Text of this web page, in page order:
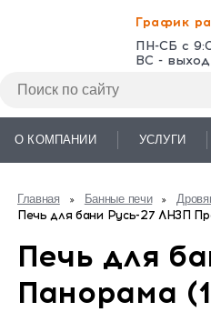
График
ПН-СБ с
ВС -
О КОМПАНИИ УСЛУГИ
Главная Банные печи
Печь для бани Русь-27 ЛНЗП
Печь для
Панорама